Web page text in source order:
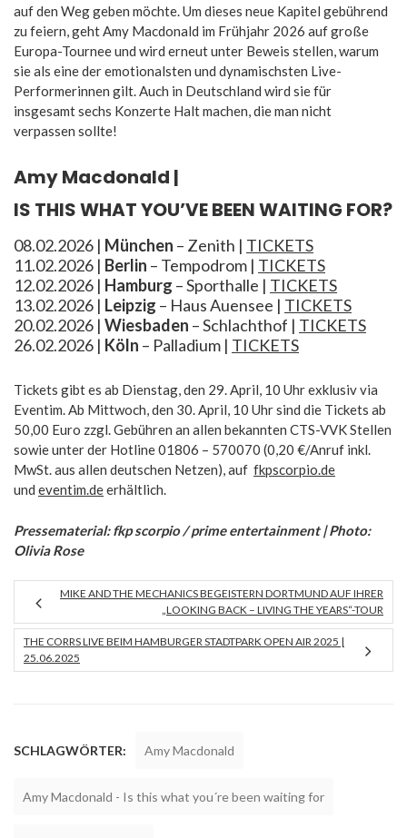
auf den Weg geben möchte. Um dieses neue Kapitel gebührend
zu feiern, geht Amy Macdonald im Frühjahr 2026 auf große
Europa-Tournee und wird erneut unter Beweis stellen, warum
sie als eine der emotionalsten und dynamischsten Live-
Performerinnen gilt. Auch in Deutschland wird sie für
insgesamt sechs Konzerte Halt machen, die man nicht
verpassen sollte!
Amy Macdonald |
IS THIS WHAT YOU’VE BEEN WAITING FOR?
08.02.2026 | München – Zenith | TICKETS
11.02.2026 | Berlin – Tempodrom | TICKETS
12.02.2026 | Hamburg – Sporthalle | TICKETS
13.02.2026 | Leipzig – Haus Auensee | TICKETS
20.02.2026 | Wiesbaden – Schlachthof | TICKETS
26.02.2026 | Köln – Palladium | TICKETS
Tickets gibt es ab Dienstag, den 29. April, 10 Uhr exklusiv via
Eventim. Ab Mittwoch, den 30. April, 10 Uhr sind die Tickets ab
50,00 Euro zzgl. Gebühren an allen bekannten CTS-VVK Stellen
sowie unter der Hotline 01806 – 570070 (0,20 €/Anruf inkl.
MwSt. aus allen deutschen Netzen), auf fkpscorpio.de
und eventim.deerhältlich.
Pressematerial: fkp scorpio / prime entertainment | Photo:
Olivia Rose
MIKE AND THE MECHANICS BEGEISTERN DORTMUND AUF IHRER
„LOOKING BACK – LIVING THE YEARS“-TOUR
THE CORRS LIVE BEIM HAMBURGER STADTPARK OPEN AIR 2025 |
25.06.2025
SCHLAGWÖRTER: Amy Macdonald
Amy Macdonald - Is this what you´re been waiting for